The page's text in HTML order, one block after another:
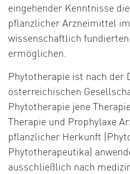
eingehender Kenntnisse
pflanzlicher Arzneimittel
wissenschaftlich
ermöglichen.
Phytotherapie ist nach der
österreichischen
Phytotherapie jene
Therapie und Prophylaxe
pflanzlicher Herkunft
Phytotherapeutika)
ausschließlich nach